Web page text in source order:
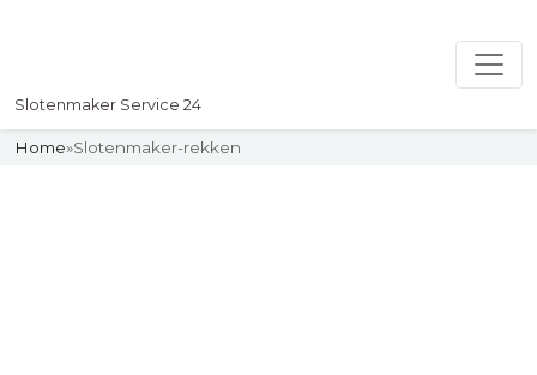
Slotenmaker Service 24
Home»Slotenmaker-rekken